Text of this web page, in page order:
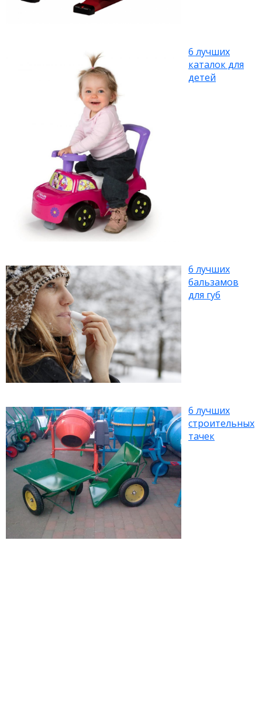
6 лучших
каталок для
детей
6 лучших
бальзамов
для губ
6 лучших
строительных
тачек